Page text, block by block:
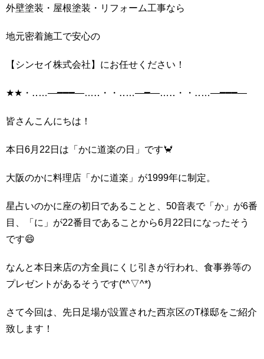
外壁塗装・屋根塗装・リフォーム工事なら
地元密着施工で安心の
【シンセイ株式会社】にお任せください！
★★・‥…―━━━―…‥・・‥…―━―…‥・・‥…―━━━―
皆さんこんにちは！
本日6月22日は「かに道楽の日」です🦀
大阪のかに料理店「かに道楽」が1999年に制定。
星占いのかに座の初日であることと、50音表で「か」が6番
目、「に」が22番目であることから6月22日になったそう
です😄
なんと本日来店の方全員にくじ引きが行われ、食事券等の
プレゼントがあるそうです(*^▽^*)
さて今回は、先日足場が設置された西京区のT様邸をご紹介
致します！